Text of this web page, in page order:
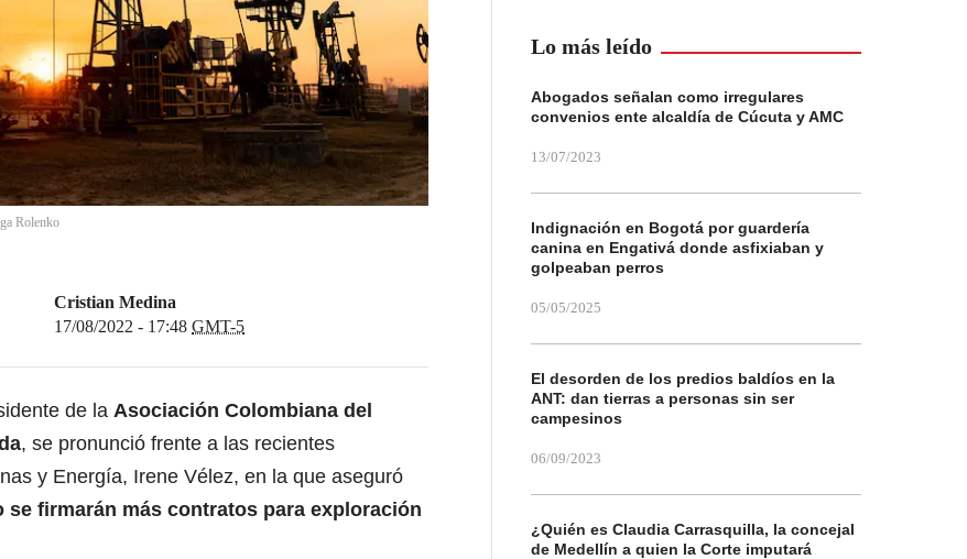
Rolenko
Cristian Medina
17/08/2022 - 17:48 GMT-5
de la Asociación Colombiana del
, se pronunció frente a las recientes
y Energía, Irene Vélez, en la que aseguró
se firmarán más contratos para exploración
Lo más leído
Abogados señalan como irregulares
convenios ente alcaldía de Cúcuta y AMC
13/07/2023
Indignación en Bogotá por guardería
canina en Engativá donde asfixiaban y
golpeaban perros
05/05/2025
El desorden de los predios baldíos en la
ANT: dan tierras a personas sin ser
campesinos
06/09/2023
¿Quién es Claudia Carrasquilla, la concejal
de Medellín a quien la Corte imputará